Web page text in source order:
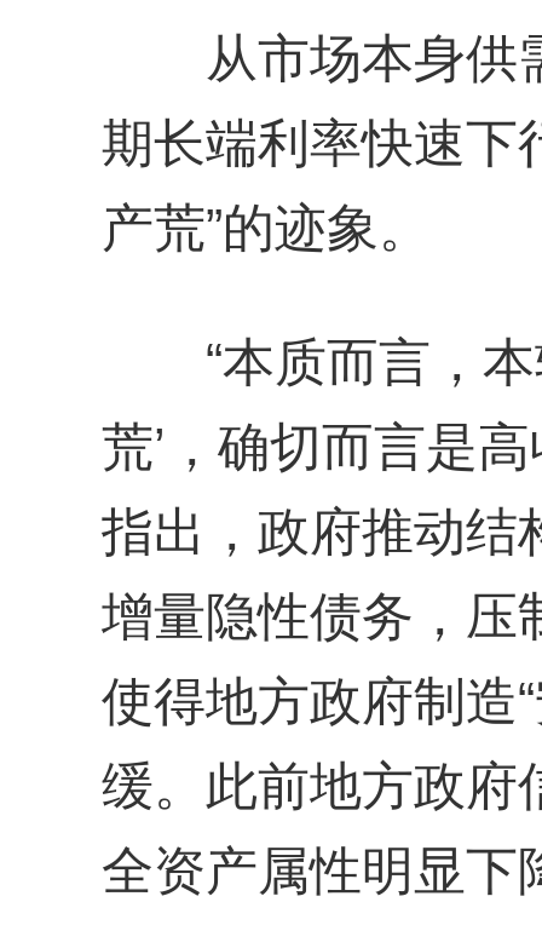
从市场本身供
期长端利率快速下
产荒”的迹象。
“本质而言，本
荒’，确切而言是
指出，政府推动结
增量隐性债务，压
使得地方政府制造
缓。此前地方政府
全资产属性明显下